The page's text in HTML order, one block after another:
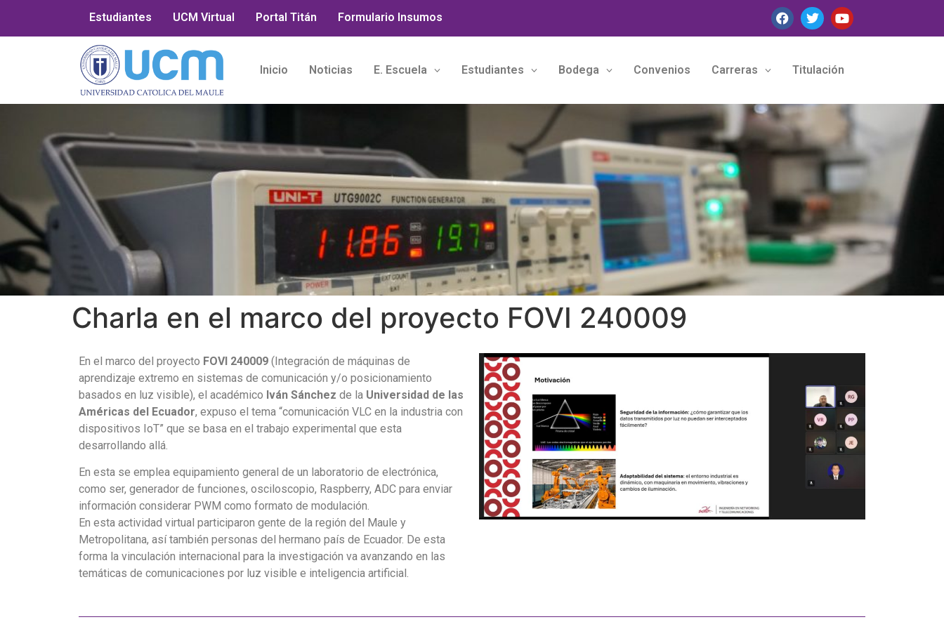
Estudiantes UCM Virtual Portal Titán Formulario Insumos
Inicio Noticias E. Escuela Estudiantes Bodega Convenios Carreras Titulación
Charla en el marco del proyecto FOVI 240009
En el marco del proyecto FOVI 240009 (Integración de máquinas de
aprendizaje extremo en sistemas de comunicación y/o posicionamiento
basados en luz visible), el académico Iván Sánchez de la Universidad de las
Américas del Ecuador, expuso el tema “comunicación VLC en la industria con
dispositivos IoT” que se basa en el trabajo experimental que esta
desarrollando allá.
En esta se emplea equipamiento general de un laboratorio de electrónica,
como ser, generador de funciones, osciloscopio, Raspberry, ADC para enviar
información considerar PWM como formato de modulación.
En esta actividad virtual participaron gente de la región del Maule y
Metropolitana, así también personas del hermano país de Ecuador. De esta
forma la vinculación internacional para la investigación va avanzando en las
temáticas de comunicaciones por luz visible e inteligencia artificial.